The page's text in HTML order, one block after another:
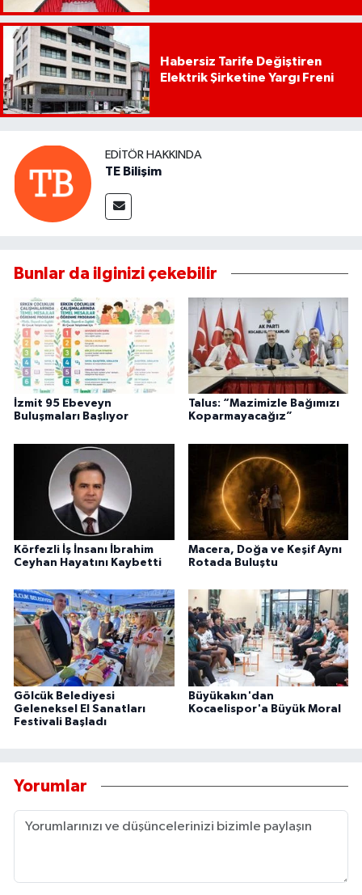
Habersiz Tarife Değiştiren
Elektrik Şirketine Yargı Freni
EDITÖR HAKKINDA
TE Bilişim
Bunlar da ilginizi çekebilir
İzmit 95 Ebeveyn
Buluşmaları Başlıyor
Talus: “Mazimizle Bağımızı
Koparmayacağız”
Körfezli İş İnsanı İbrahim
Ceyhan Hayatını Kaybetti
Macera, Doğa ve Keşif Aynı
Rotada Buluştu
Gölcük Belediyesi
Geleneksel El Sanatları
Festivali Başladı
Büyükakın'dan
Kocaelispor'a Büyük Moral
Yorumlar